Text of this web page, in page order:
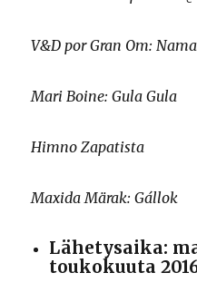
V&D por Gran Om:
Mari Boine: Gula Gula
Himno Zapatista
Maxida Märak: Gállok
Lähetysaika:
toukokuuta